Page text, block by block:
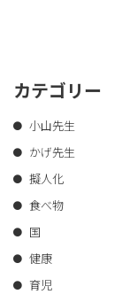
カテゴリー
小山先生
かげ先生
擬人化
食べ物
国
健康
育児